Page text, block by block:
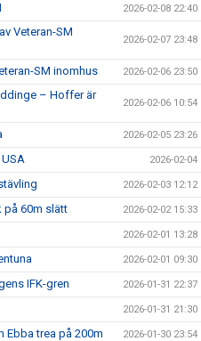
2026-02-08 22:40
Veteran-SM
2026-02-07 23:48
SM inomhus 2026-02-06 23:50
– Hoffer är
2026-02-06 10:54
2026-02-05 23:26
2026-02-04
2026-02-03 12:12
på 60m slätt 2026-02-02 15:33
2026-02-01 13:28
2026-02-01 09:30
IFK-gren 2026-01-31 22:37
2026-01-31 21:30
Ebba trea på 200m 2026-01-30 23:54